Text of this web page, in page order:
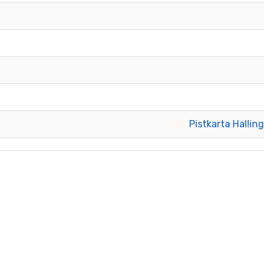
Pistkarta